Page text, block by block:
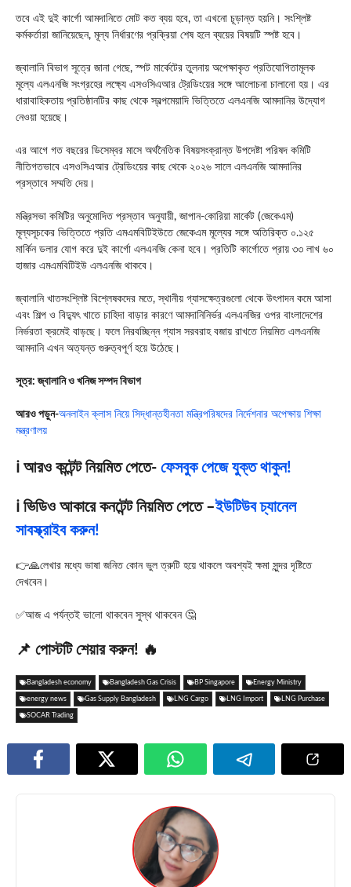
তবে এই দুই কার্গো আমদানিতে মোট কত ব্যয় হবে, তা এখনো চূড়ান্ত হয়নি। সংশ্লিষ্ট
কর্মকর্তারা জানিয়েছেন, মূল্য নির্ধারণের প্রক্রিয়া শেষ হলে ব্যয়ের বিষয়টি স্পষ্ট হবে।
জ্বালানি বিভাগ সূত্রে জানা গেছে, স্পট মার্কেটের তুলনায় অপেক্ষাকৃত প্রতিযোগিতামূলক
মূল্যে এলএনজি সংগ্রহের লক্ষ্যে এসওসিএআর ট্রেডিংয়ের সঙ্গে আলোচনা চালানো হয়। এর
ধারাবাহিকতায় প্রতিষ্ঠানটির কাছ থেকে স্বল্পমেয়াদি ভিত্তিতে এলএনজি আমদানির উদ্যোগ
নেওয়া হয়েছে।
এর আগে গত বছরের ডিসেম্বর মাসে অর্থনৈতিক বিষয়সংক্রান্ত উপদেষ্টা পরিষদ কমিটি
নীতিগতভাবে এসওসিএআর ট্রেডিংয়ের কাছ থেকে ২০২৬ সালে এলএনজি আমদানির
প্রস্তাবে সম্মতি দেয়।
মন্ত্রিসভা কমিটির অনুমোদিত প্রস্তাব অনুযায়ী, জাপান-কোরিয়া মার্কেট (জেকেএম)
মূল্যসূচকের ভিত্তিতে প্রতি এমএমবিটিইউতে জেকেএম মূল্যের সঙ্গে অতিরিক্ত ০.১২৫
মার্কিন ডলার যোগ করে দুই কার্গো এলএনজি কেনা হবে। প্রতিটি কার্গোতে প্রায় ৩৩ লাখ ৬০
হাজার এমএমবিটিইউ এলএনজি থাকবে।
জ্বালানি খাতসংশ্লিষ্ট বিশ্লেষকদের মতে, স্থানীয় গ্যাসক্ষেত্রগুলো থেকে উৎপাদন কমে আসা
এবং শিল্প ও বিদ্যুৎ খাতে চাহিদা বাড়ার কারণে আমদানিনির্ভর এলএনজির ওপর বাংলাদেশের
নির্ভরতা ক্রমেই বাড়ছে। ফলে নিরবচ্ছিন্ন গ্যাস সরবরাহ বজায় রাখতে নিয়মিত এলএনজি
আমদানি এখন অত্যন্ত গুরুত্বপূর্ণ হয়ে উঠেছে।
সূত্র: জ্বালানি ও খনিজ সম্পদ বিভাগ
আরও পড়ুন-অনলাইন ক্লাস নিয়ে সিদ্ধান্তহীনতা মন্ত্রিপরিষদের নির্দেশনার অপেক্ষায় শিক্ষা
মন্ত্রণালয়
ℹ️ আরও কন্টেন্ট নিয়মিত পেতে- ফেসবুক পেজে যুক্ত থাকুন!
ℹ️ ভিডিও আকারে কনটেন্ট নিয়মিত পেতে –ইউটিউব চ্যানেল
সাবস্ক্রাইব করুন!
👉🙏লেখার মধ্যে ভাষা জনিত কোন ভুল ত্রুটি হয়ে থাকলে অবশ্যই ক্ষমা সুন্দর দৃষ্টিতে
দেখবেন।
✅আজ এ পর্যন্তই ভালো থাকবেন সুস্থ থাকবেন 🤔
📌 পোস্টটি শেয়ার করুন! 🔥
Bangladesh economy Bangladesh Gas Crisis BP Singapore Energy Ministry
energy news Gas Supply Bangladesh LNG Cargo LNG Import LNG Purchase
SOCAR Trading